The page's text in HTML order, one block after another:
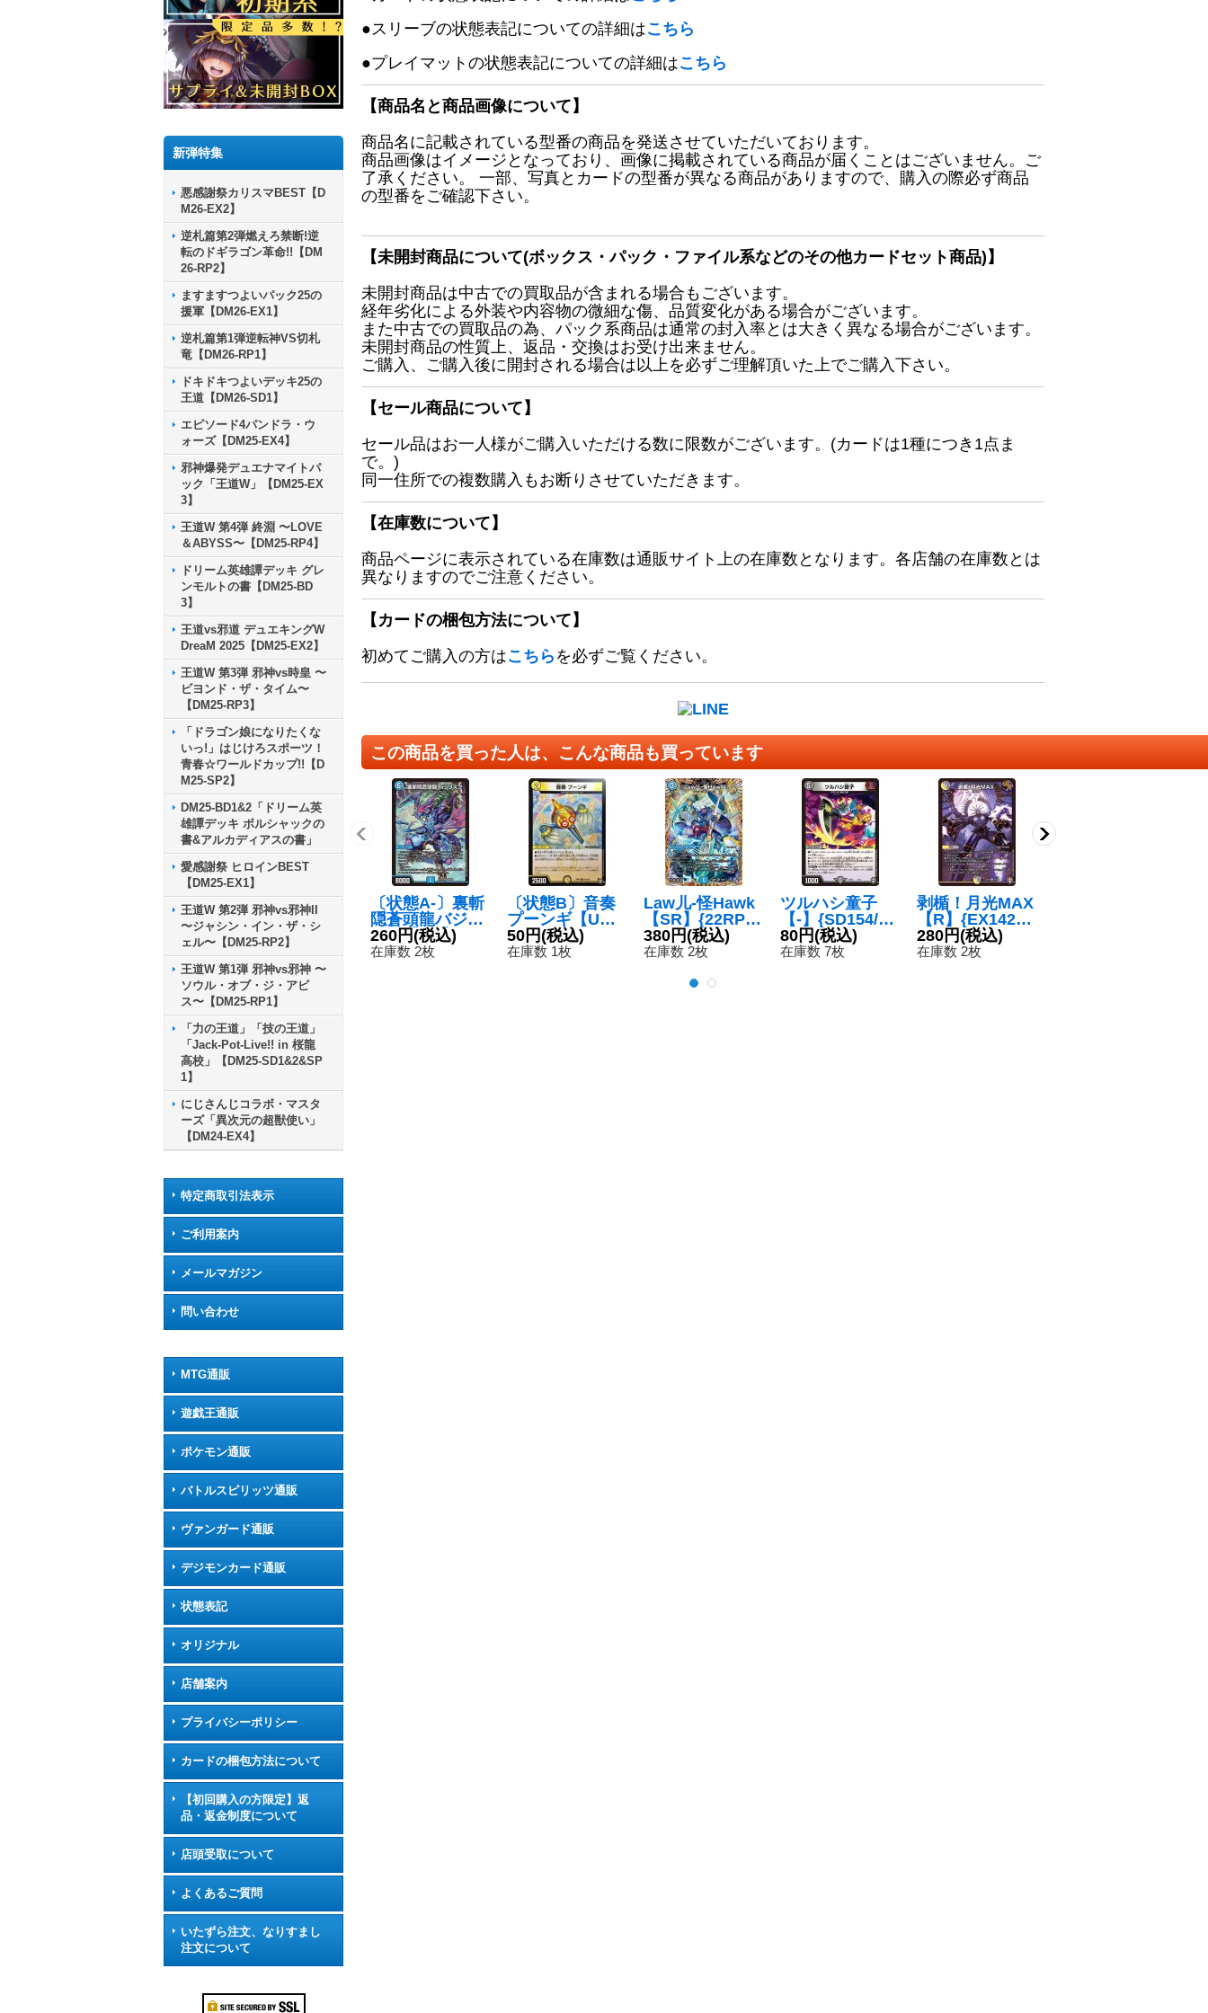
新弾特集
悪感謝祭カリスマBEST【D
M26-EX2】
逆札篇第2弾燃えろ禁断!逆
転のドギラゴン革命!!【DM
26-RP2】
ますますつよいパック25の
援軍【DM26-EX1】
逆札篇第1弾逆転神VS切札
竜【DM26-RP1】
ドキドキつよいデッキ25の
王道【DM26-SD1】
エピソード4パンドラ・ウ
ォーズ【DM25-EX4】
邪神爆発デュエナマイトパ
ック「王道W」【DM25-EX
3】
王道W 第4弾 終淵 〜LOVE
＆ABYSS〜【DM25-RP4】
ドリーム英雄譚デッキ グレ
ンモルトの書【DM25-BD
3】
王道vs邪道 デュエキングW
DreaM 2025【DM25-EX2】
王道W 第3弾 邪神vs時皇 〜
ビヨンド・ザ・タイム〜
【DM25-RP3】
「ドラゴン娘になりたくな
いっ!」はじけろスポーツ！
青春☆ワールドカップ!!【D
M25-SP2】
DM25-BD1&2「ドリーム英
雄譚デッキ ボルシャックの
書&アルカディアスの書」
愛感謝祭 ヒロインBEST
【DM25-EX1】
王道W 第2弾 邪神vs邪神II
〜ジャシン・イン・ザ・シ
ェル〜【DM25-RP2】
王道W 第1弾 邪神vs邪神 〜
ソウル・オブ・ジ・アビ
ス〜【DM25-RP1】
「力の王道」「技の王道」
「Jack-Pot-Live!! in 桜龍
高校」【DM25-SD1&2&SP
1】
にじさんじコラボ・マスタ
ーズ「異次元の超獣使い」
【DM24-EX4】
特定商取引法表示
ご利用案内
メールマガジン
問い合わせ
MTG通販
遊戯王通販
ポケモン通販
バトルスピリッツ通販
ヴァンガード通販
デジモンカード通販
状態表記
オリジナル
店舗案内
プライバシーポリシー
カードの梱包方法について
【初回購入の方限定】返
品・返金制度について
店頭受取について
よくあるご質問
いたずら注文、なりすまし
注文について
●スリーブの状態表記についての詳細はこちら
●プレイマットの状態表記についての詳細はこちら
【商品名と商品画像について】
商品名に記載されている型番の商品を発送させていただいております。
商品画像はイメージとなっており、画像に掲載されている商品が届くことはございません。ご
了承ください。 一部、写真とカードの型番が異なる商品がありますので、購入の際必ず商品
の型番をご確認下さい。
【未開封商品について(ボックス・パック・ファイル系などのその他カードセット商品)】
未開封商品は中古での買取品が含まれる場合もございます。
経年劣化による外装や内容物の微細な傷、品質変化がある場合がございます。
また中古での買取品の為、パック系商品は通常の封入率とは大きく異なる場合がございます。
未開封商品の性質上、返品・交換はお受け出来ません。
ご購入、ご購入後に開封される場合は以上を必ずご理解頂いた上でご購入下さい。
【セール商品について】
セール品はお一人様がご購入いただける数に限数がございます。(カードは1種につき1点ま
で。)
同一住所での複数購入もお断りさせていただきます。
【在庫数について】
商品ページに表示されている在庫数は通販サイト上の在庫数となります。各店舗の在庫数とは
異なりますのでご注意ください。
【カードの梱包方法について】
初めてご購入の方はこちら を必ずご覧ください。
この商品を買った人は、こんな商品も買っています
〔状態A-〕裏斬
隠蒼頭龍バジリ
スク【SR】{EX
12S9/S20}
260円(税込)
在庫数 2枚
〔状態B〕音奏
プーンギ【U】
{RP0935/102}
《光》
50円(税込)
在庫数 1枚
Law儿-怪Hawk
【SR】{22RP2
4A/20}《水》
380円(税込)
在庫数 2枚
ツルハシ童子
【-】{SD154/1
4}《闇》
80円(税込)
在庫数 7枚
剥楯！月光MAX
【R】{EX1424/
110}《多》
280円(税込)
在庫数 2枚